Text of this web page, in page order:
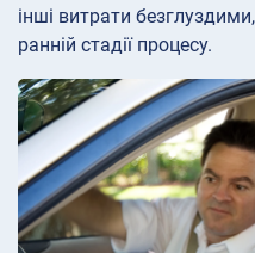
інші витрати
ранній стадії процесу.